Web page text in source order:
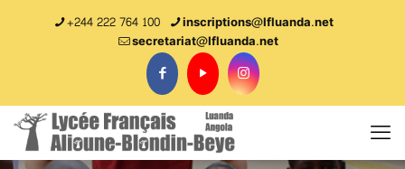
+244 222 764 100
inscriptions@lfluanda.net
secretariat@Ifluanda.net